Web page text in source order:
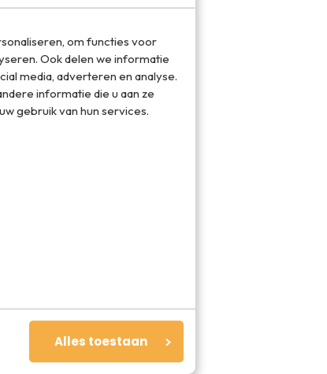
om functies voor
Ook delen we informatie
media, adverteren en analyse.
informatie die u aan ze
gebruik van hun services.
Alles toestaan
nog
van je